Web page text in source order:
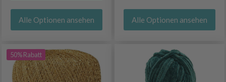
Alle Optionen ansehen Alle Optionen ansehen
50% Rabatt